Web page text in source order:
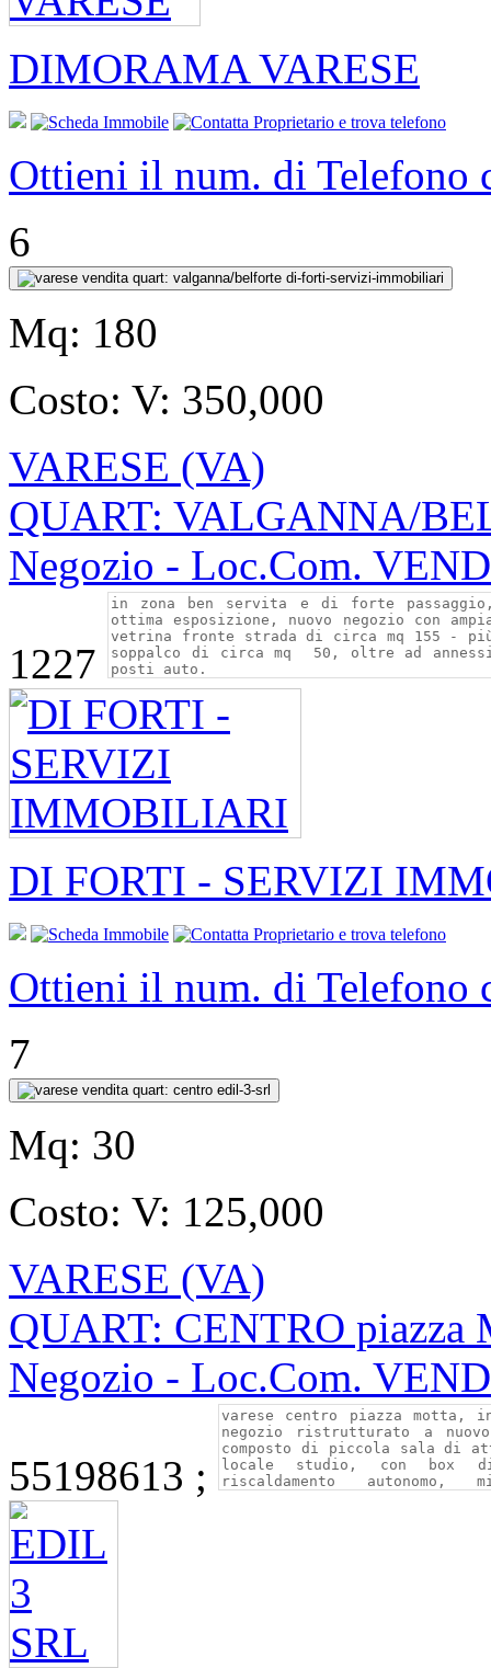
DIMORAMA VARESE
Ottieni il num. di Telefono
6
Mq: 180
Costo: V: 350,000
VARESE (VA)
QUART: VALGANNA/
Negozio - Loc.Com.
1227
DI FORTI - SERVIZI
Ottieni il num. di Telefono
7
Mq: 30
Costo: V: 125,000
VARESE (VA)
QUART: CENTRO piazza
Negozio - Loc.Com.
55198613 ;